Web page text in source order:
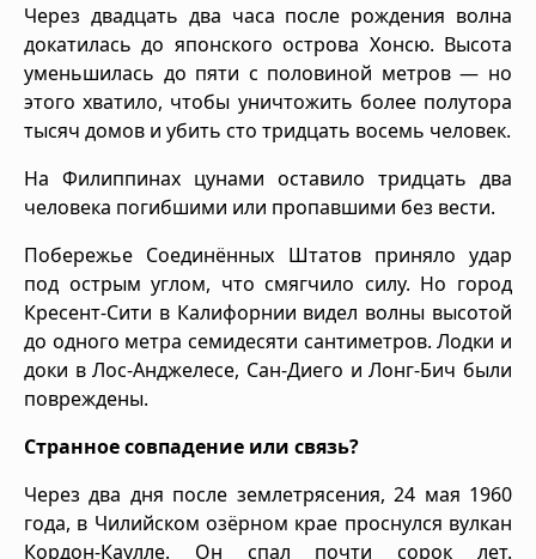
Через двадцать два часа после рождения волна
докатилась до японского острова Хонсю. Высота
уменьшилась до пяти с половиной метров — но
этого хватило, чтобы уничтожить более полутора
тысяч домов и убить сто тридцать восемь человек.
На Филиппинах цунами оставило тридцать два
человека погибшими или пропавшими без вести.
Побережье Соединённых Штатов приняло удар
под острым углом, что смягчило силу. Но город
Кресент-Сити в Калифорнии видел волны высотой
до одного метра семидесяти сантиметров. Лодки и
доки в Лос-Анджелесе, Сан-Диего и Лонг-Бич были
повреждены.
Странное совпадение или связь?
Через два дня после землетрясения, 24 мая 1960
года, в Чилийском озёрном крае проснулся вулкан
Кордон-Каулле. Он спал почти сорок лет.